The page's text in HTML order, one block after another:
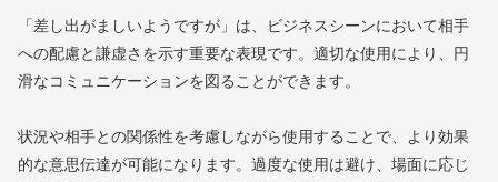
「差し出がましいようですが」は、ビジネスシーンにおいて相手
への配慮と謙虚さを示す重要な表現です。適切な使用により、円
滑なコミュニケーションを図ることができます。
状況や相手との関係性を考慮しながら使用することで、より効果
的な意思伝達が可能になります。過度な使用は避け、場面に応じ